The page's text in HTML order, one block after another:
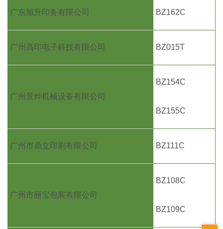
广东旭升印务有限公司 BZ162C
广州高印电子科技有限公司 BZ015T
广州景烨机械设备有限公司
BZ154C
BZ155C
广州市鼎立印刷有限公司 BZ111C
广州市丽宝包装有限公司
BZ108C
BZ109C